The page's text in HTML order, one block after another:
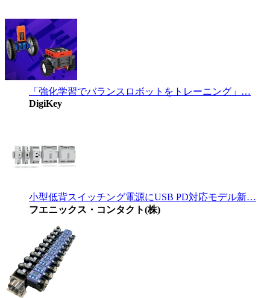
「強化学習でバランスロボットをトレーニング」…
DigiKey
小型低背スイッチング電源にUSB PD対応モデル新…
フエニックス・コンタクト(株)